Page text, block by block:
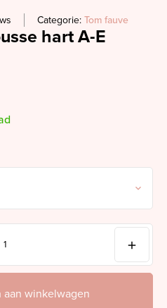
Categorie: Tom fauve
hart A-E
aan winkelwagen